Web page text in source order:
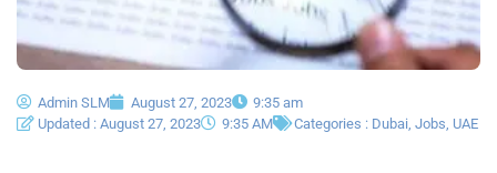
Admin SLM August 27, 2023
9:35 am
Updated : August 27, 2023
9:35 AM Categories : Dubai Jobs UAE